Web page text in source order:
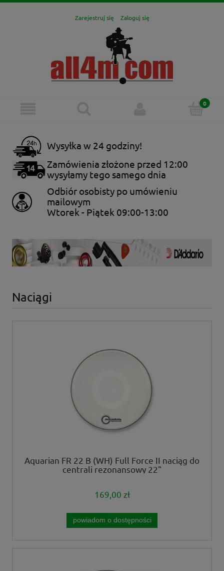
Zarejestruj się Zaloguj się
Wysyłka w 24 godziny!
Zamówienia złożone przed 12:00
wysyłamy tego samego dnia
Odbiór osobisty po umówieniu
mailowym
Wtorek - Piątek 09:00-13:00
Naciągi
Aquarian FR 22 B (WH) Full Force II naciąg do
centrali rezonansowy 22"
169,00 zł
powiadom o dostępności